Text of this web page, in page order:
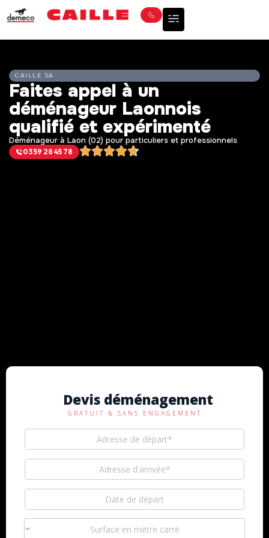
CAILLE SA
Faites appel à un
déménageur Laonnois
qualifié et expérimenté
Déménageur à Laon (02) pour particuliers et professionnels
03 59 28 45 78
Devis déménagement
GRATUIT & SANS ENGAGEMENT
Surface en mètre carré